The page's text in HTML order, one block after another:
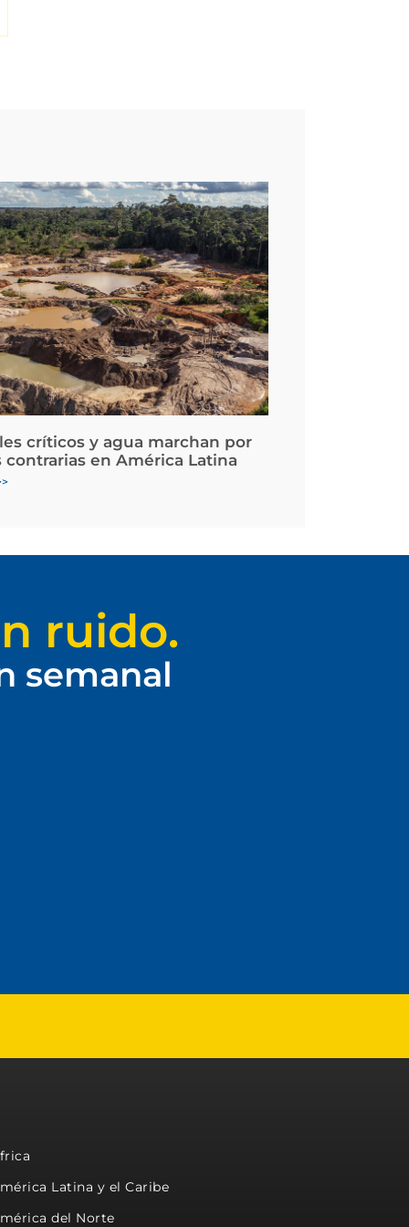
críticos y agua marchan por
contrarias en América Latina
ruido.
semanal
Latina y el Caribe
del Norte